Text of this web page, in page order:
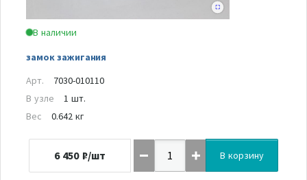
В наличии
замок зажигания
Арт.
7030-010110
В узле
1 шт.
Вес
0.642 кг
6 450 ₽/шт В корзину